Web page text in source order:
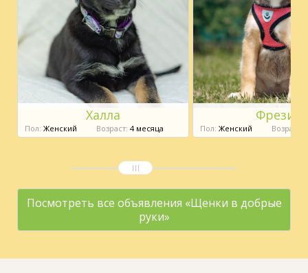
Халла
Пол: Женский Возраст: 4 месяца
Фрезия
Пол: Женский Возраст:
Посмотреть все объявления «Щенки в добрые
руки»